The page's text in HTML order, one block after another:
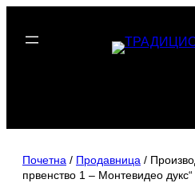
Почетна / Продавница /
првенство 1 – Монтевидео дукс“